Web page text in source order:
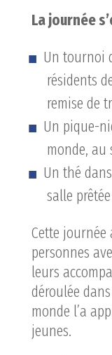
La journée
Un tournoi
résidents
remise de
Un pique-
monde, au
Un thé
salle
Cette journée
personnes
leurs
déroulée
monde l’a
jeunes.